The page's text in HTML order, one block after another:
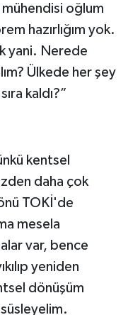
oğlum
hazırlığım yok.
yani. Nerede
Ülkede her şey
kaldı?”
kentsel
daha çok
TOKİ'de
mesela
var, bence
yeniden
dönüşüm